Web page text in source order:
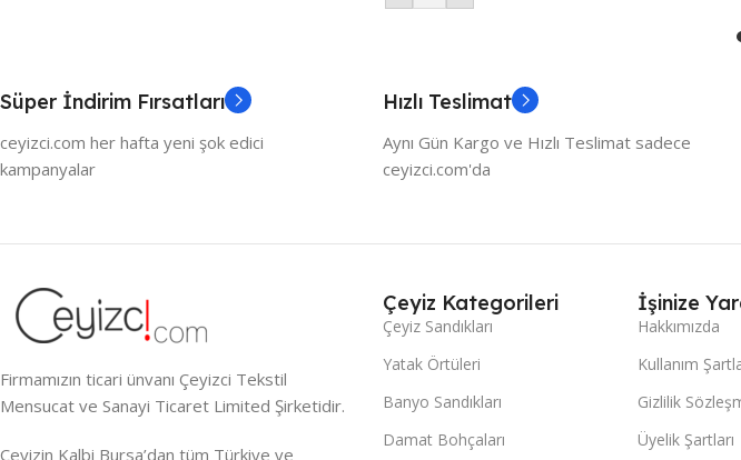
Süper İndirim Fırsatları
ceyizci.com her hafta yeni şok edici
kampanyalar
Hızlı Teslimat
Aynı Gün Kargo ve Hızlı Teslimat sadece
ceyizci.com'da
Firmamızın ticari ünvanı Çeyizci Tekstil
Mensucat ve Sanayi Ticaret Limited Şirketidir.
Çeyizin Kalbi Bursa’dan tüm Türkiye ve
Çeyiz Kategorileri
Çeyiz Sandıkları
Yatak Örtüleri
Banyo Sandıkları
Damat Bohçaları
İşinize
Hakkımızda
Kullanım
Gizlilik
Üyelik Şartları